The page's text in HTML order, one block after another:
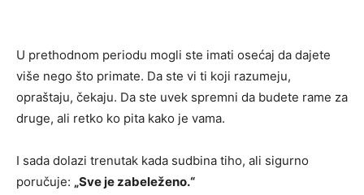
U prethodnom periodu mogli ste imati osećaj da dajete
više nego što primate. Da ste vi ti koji razumeju,
opraštaju, čekaju. Da ste uvek spremni da budete rame za
druge, ali retko ko pita kako je vama.
I sada dolazi trenutak kada sudbina tiho, ali sigurno
poručuje: „Sve je zabeleženo.“